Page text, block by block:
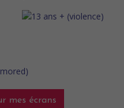
mes écrans